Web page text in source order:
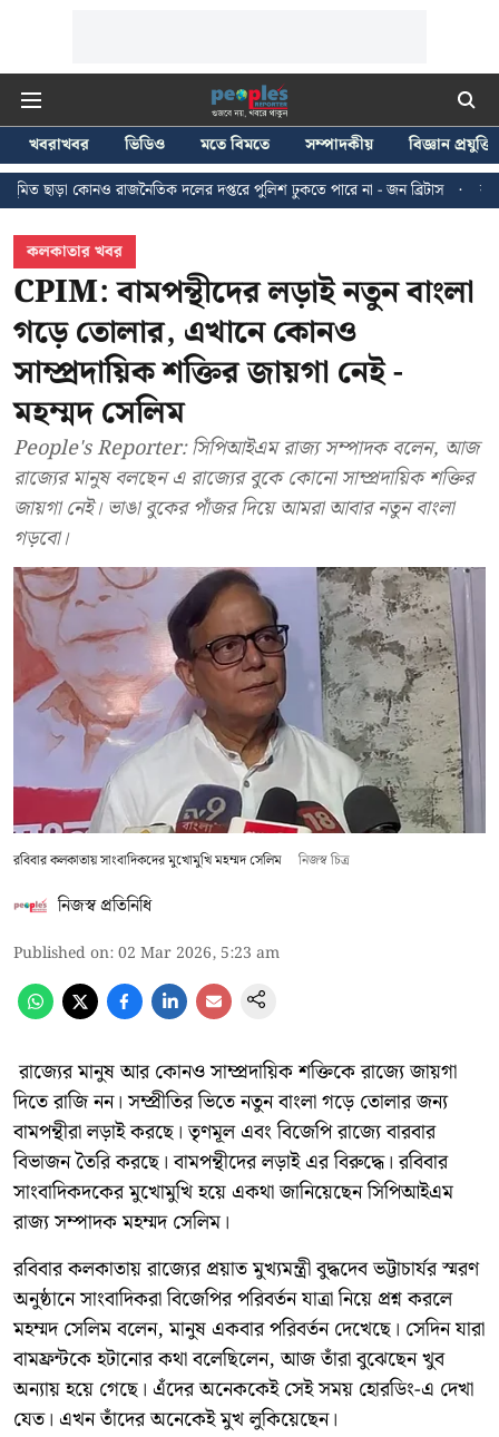
খবরাখবর ভিডিও মতে বিমতে সম্পাদকীয়
বিজ্ঞান প্রযুক্তি
দলের দপ্তরে পুলিশ ঢুকতে পারে না - জন ব্রিটাস
কলকাতায় ২৪ জুলাইয়ের
কলকাতার খবর
CPIM: বামপন্থীদের লড়াই নতুন বাংলা
গড়ে তোলার, এখানে কোনও
সাম্প্রদায়িক শক্তির জায়গা নেই -
মহম্মদ সেলিম
People's Reporter: সিপিআইএম রাজ্য সম্পাদক বলেন, আজ
রাজ্যের মানুষ বলছেন এ রাজ্যের বুকে কোনো সাম্প্রদায়িক শক্তির
জায়গা নেই। ভাঙা বুকের পাঁজর দিয়ে আমরা আবার নতুন বাংলা
গড়বো।
রবিবার কলকাতায় সাংবাদিকদের মুখোমুখি মহম্মদ সেলিম নিজস্ব চিত্র
নিজস্ব প্রতিনিধি
Published on:02 Mar 2026, 5:23 am
রাজ্যের মানুষ আর কোনও সাম্প্রদায়িক শক্তিকে রাজ্যে জায়গা
দিতে রাজি নন। সম্প্রীতির ভিতে নতুন বাংলা গড়ে তোলার জন্য
বামপন্থীরা লড়াই করছে। তৃণমূল এবং বিজেপি রাজ্যে বারবার
বিভাজন তৈরি করছে। বামপন্থীদের লড়াই এর বিরুদ্ধে। রবিবার
সাংবাদিকদকের মুখোমুখি হয়ে একথা জানিয়েছেন সিপিআইএম
রাজ্য সম্পাদক মহম্মদ সেলিম।
রবিবার কলকাতায় রাজ্যের প্রয়াত মুখ্যমন্ত্রী বুদ্ধদেব ভট্টাচার্যর স্মরণ
অনুষ্ঠানে সাংবাদিকরা বিজেপির পরিবর্তন যাত্রা নিয়ে প্রশ্ন করলে
মহম্মদ সেলিম বলেন, মানুষ একবার পরিবর্তন দেখেছে। সেদিন যারা
বামফ্রন্টকে হটানোর কথা বলেছিলেন, আজ তাঁরা বুঝেছেন খুব
অন্যায় হয়ে গেছে। এঁদের অনেককেই সেই সময় হোরডিং-এ দেখা
যেত। এখন তাঁদের অনেকেই মুখ লুকিয়েছেন।